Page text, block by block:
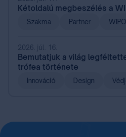
Kétoldalú megbeszélés a
Szakma Partner WIPO
2026. júl. 16.
Bemutatjuk a világ
trófea története
Innováció Design